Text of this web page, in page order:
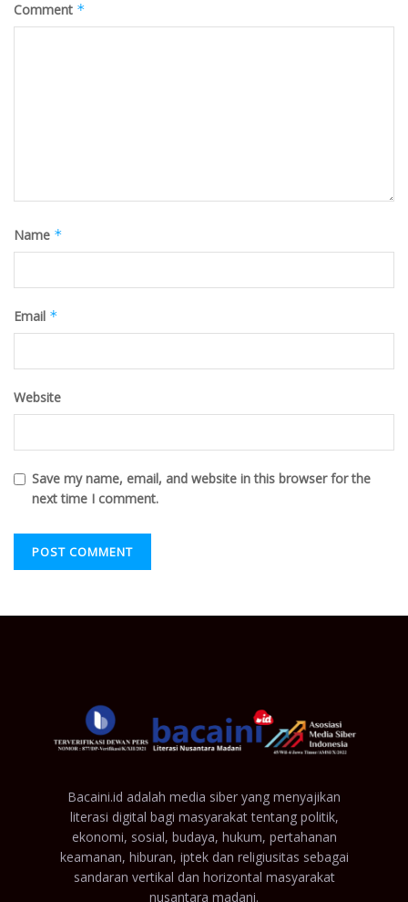
Comment *
Name *
Email *
Website
Save my name, email, and website in this browser for the
next time I comment.
Bacaini.id adalah media siber yang menyajikan
literasi digital bagi masyarakat tentang politik,
ekonomi, sosial, budaya, hukum, pertahanan
keamanan, hiburan, iptek dan religiusitas sebagai
sandaran vertikal dan horizontal masyarakat
nusantara madani.